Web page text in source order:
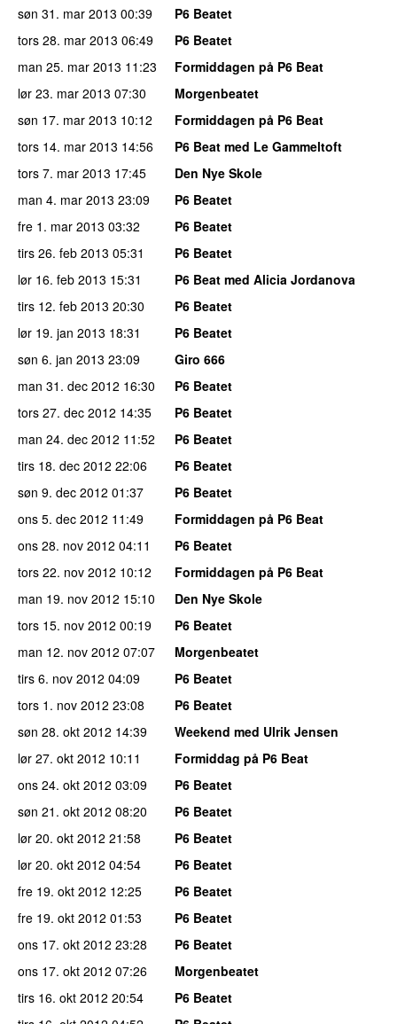
søn 31. mar 2013 00:39
P6 Beatet
tors 28. mar 2013 06:49
P6 Beatet
man 25. mar 2013 11:23
Formiddagen på P6 Beat
lør 23. mar 2013 07:30
Morgenbeatet
søn 17. mar 2013 10:12
Formiddagen på P6 Beat
tors 14. mar 2013 14:56
P6 Beat med Le Gammeltoft
tors 7. mar 2013 17:45
Den Nye Skole
man 4. mar 2013 23:09
P6 Beatet
fre 1. mar 2013 03:32
P6 Beatet
tirs 26. feb 2013 05:31
P6 Beatet
lør 16. feb 2013 15:31
P6 Beat med Alicia Jordanova
tirs 12. feb 2013 20:30
P6 Beatet
lør 19. jan 2013 18:31
P6 Beatet
søn 6. jan 2013 23:09
Giro 666
man 31. dec 2012 16:30
P6 Beatet
tors 27. dec 2012 14:35
P6 Beatet
man 24. dec 2012 11:52
P6 Beatet
tirs 18. dec 2012 22:06
P6 Beatet
søn 9. dec 2012 01:37
P6 Beatet
ons 5. dec 2012 11:49
Formiddagen på P6 Beat
ons 28. nov 2012 04:11
P6 Beatet
tors 22. nov 2012 10:12
Formiddagen på P6 Beat
man 19. nov 2012 15:10
Den Nye Skole
tors 15. nov 2012 00:19
P6 Beatet
man 12. nov 2012 07:07
Morgenbeatet
tirs 6. nov 2012 04:09
P6 Beatet
tors 1. nov 2012 23:08
P6 Beatet
søn 28. okt 2012 14:39
Weekend med Ulrik Jensen
lør 27. okt 2012 10:11
Formiddag på P6 Beat
ons 24. okt 2012 03:09
P6 Beatet
søn 21. okt 2012 08:20
P6 Beatet
lør 20. okt 2012 21:58
P6 Beatet
lør 20. okt 2012 04:54
P6 Beatet
fre 19. okt 2012 12:25
P6 Beatet
fre 19. okt 2012 01:53
P6 Beatet
ons 17. okt 2012 23:28
P6 Beatet
ons 17. okt 2012 07:26
Morgenbeatet
tirs 16. okt 2012 20:54
P6 Beatet